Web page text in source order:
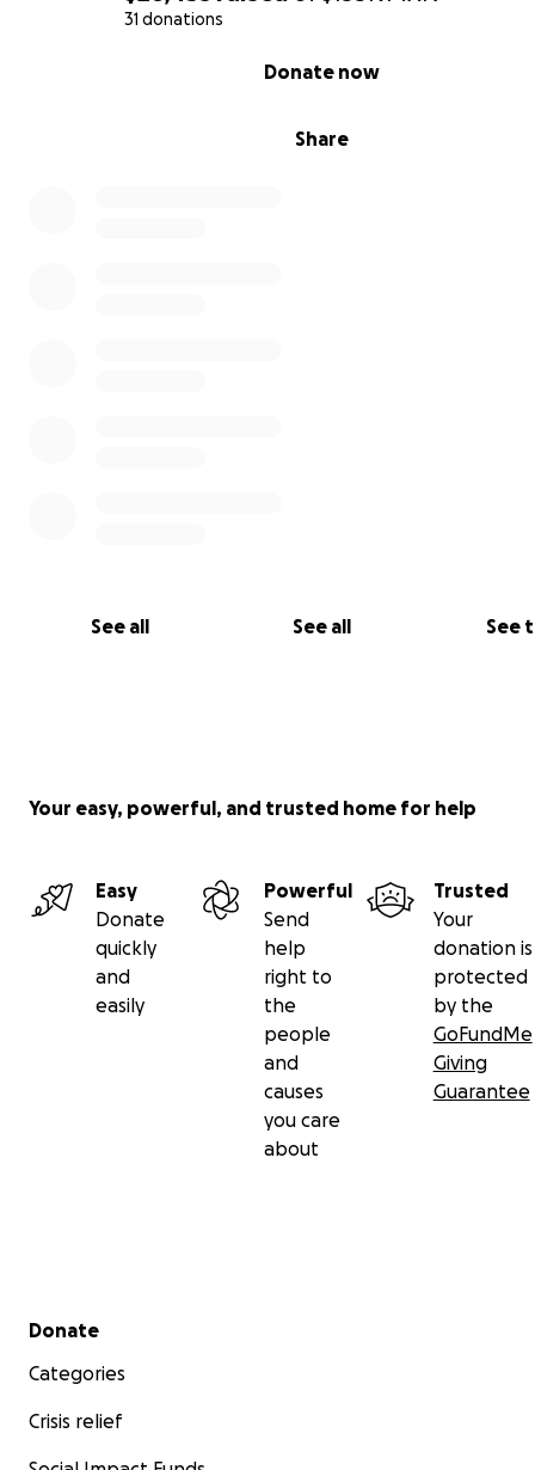
31 donations
Share
Donate now
See all See all See
• Traslados entre ciudades
• Con una donación, grande o pequeña, toda ayuda
Your easy, powerful, and trusted home for help
Easy
Donate
quickly
and
easily
Powerful
Send
help
right to
the
people
and
causes
you care
about
Trusted
Your
donation is
protected
by the
GoFundMe
Giving
Guarantee
Secondary menu
Donate
Categories
Crisis relief